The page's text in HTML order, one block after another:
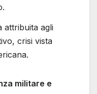
attribuita agli
crisi vista
militare e